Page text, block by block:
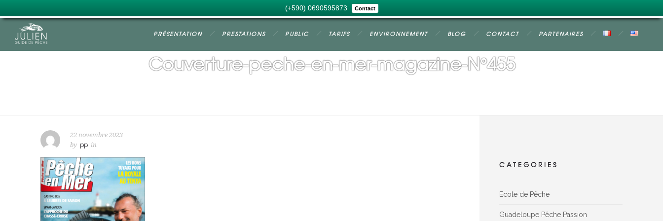
(+590) 0690595873 Contact
PRÉSENTATION PRESTATIONS PUBLIC TARIFS ENVIRONNEMENT BLOG CONTACT PARTENAIRES
Couverture-peche-en-mer-magazine-N°455
22 novembre 2023
by pp in
CATEGORIES
Ecole de Pêche
Guadeloupe Pêche Passion